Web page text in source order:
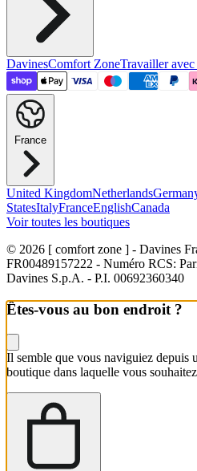
DavinesComfort ZoneTravailler avec
France
United KingdomNetherlands
StatesItalyFranceEnglishCanada
Voir toutes les boutiques
© 2026 [ comfort zone ] - Davines
FR00489157222 - Numéro RCS:
Davines S.p.A. - P.I. 00692360340
Êtes-vous au bon endroit ?
Il semble que vous naviguiez depuis
boutique dans laquelle vous